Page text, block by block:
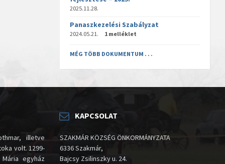
2025.11.28.
Panaszkezelési Szabályzat
2024.05.21. 1 melléklet
MÉG TÖBB DOKUMENTUM . . .
illetve
volt. 1299-
egyház
KAPCSOLAT
SZAKMÁR KÖZSÉG ÖNKORMÁNYZATA
6336 Szakmár,
Bajcsy Zsilinszky u. 24.